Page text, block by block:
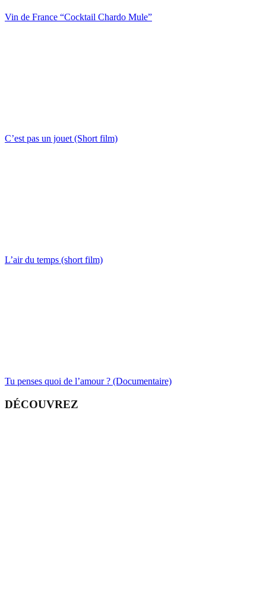
Vin de France “Cocktail Chardo Mule”
C’est pas un jouet (Short film)
L’air du temps (short film)
Tu penses quoi de l’amour ? (Documentaire)
DÉCOUVREZ